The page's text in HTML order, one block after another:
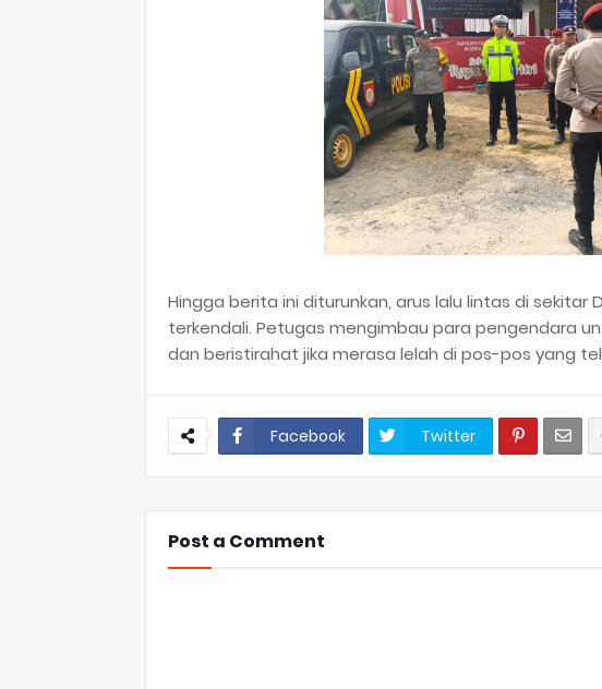
​Hingga berita ini diturunkan, arus lalu lintas di
terkendali. Petugas mengimbau para pengendara
dan beristirahat jika merasa lelah di pos-pos yang
Facebook Twitter
Post a Comment